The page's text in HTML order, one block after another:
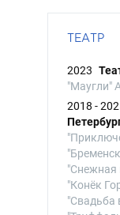
ТЕАТР
2023
"Маугли"
2018 -
"Снежная
"Конёк
"Свадьба